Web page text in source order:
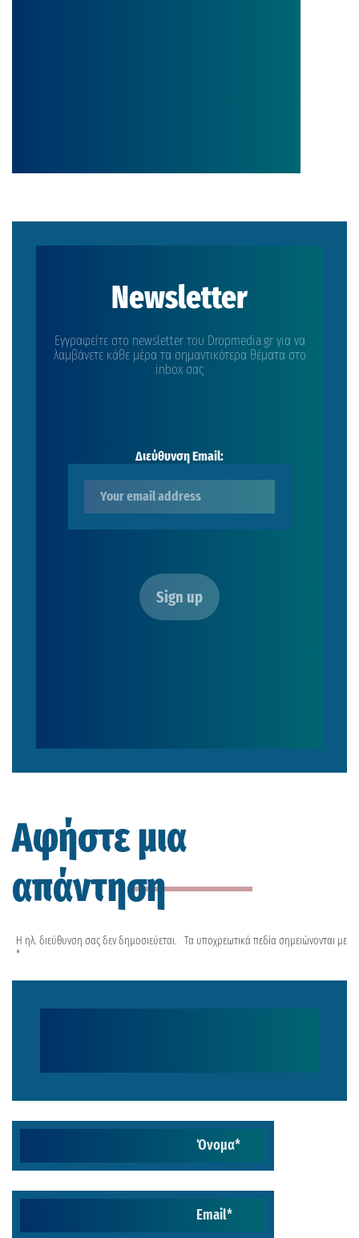
Newsletter
Εγγραφείτε στο newsletter του Dropmedia.gr για να
λαμβάνετε κάθε μέρα τα σημαντικότερα θέματα στο
inbox σας
Διεύθυνση Email:
Αφήστε μια
απάντηση
Η ηλ. διεύθυνση σας δεν δημοσιεύεται. Τα υποχρεωτικά πεδία σημειώνονται με
*
Όνομα*
Email*